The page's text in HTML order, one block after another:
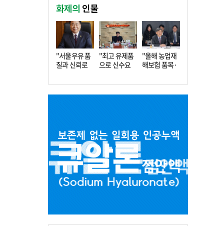
화제의 인물
"서울우유 품
질과 신뢰로
"최고 유제품
으로 신수요
"올해 농업재
해보험 품목·